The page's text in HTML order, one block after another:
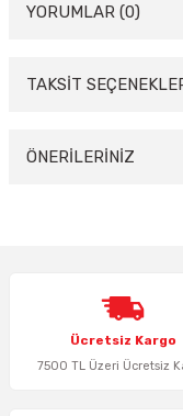
YORUMLAR (0)
Bu
TAKSİT
ÖNERİLERİNİZ
Ürün resmi kalitesiz,
Ürün açıklamasında
Ürün bilgilerinde
Ücretsiz Kargo
7500 TL Üzeri Ücretsiz